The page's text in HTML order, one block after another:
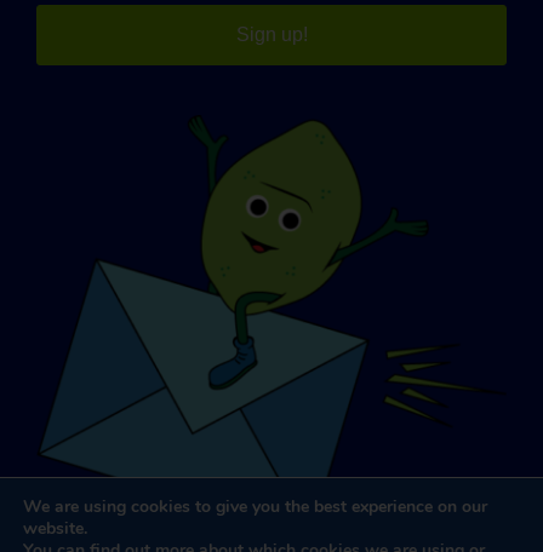
Sign up!
We are using cookies to give you the best experience on our
website.